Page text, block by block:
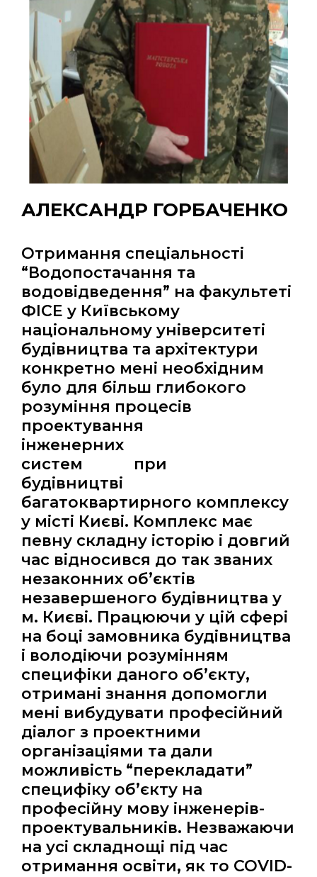
АЛЕКСАНДР ГОРБАЧЕНКО
Отримання спеціальності
“Водопостачання та
водовідведення” на факультеті
ФІСЕ у Київському
національному університеті
будівництва та архітектури
конкретно мені необхідним
було для більш глибокого
розуміння процесів
проектування
інженерних
систем при
будівництві
багатоквартирного комплексу
у місті Києві. Комплекс має
певну складну історію і довгий
час відносився до так званих
незаконних об’єктів
незавершеного будівництва у
м. Києві. Працюючи у цій сфері
на боці замовника будівництва
і володіючи розумінням
специфіки даного об’єкту,
отримані знання допомогли
мені вибудувати професійний
діалог з проектними
організаціями та дали
можливість “перекладати”
специфіку об’єкту на
професійну мову інженерів-
проектувальників. Незважаючи
на усі складнощі під час
отримання освіти, як то COVID-